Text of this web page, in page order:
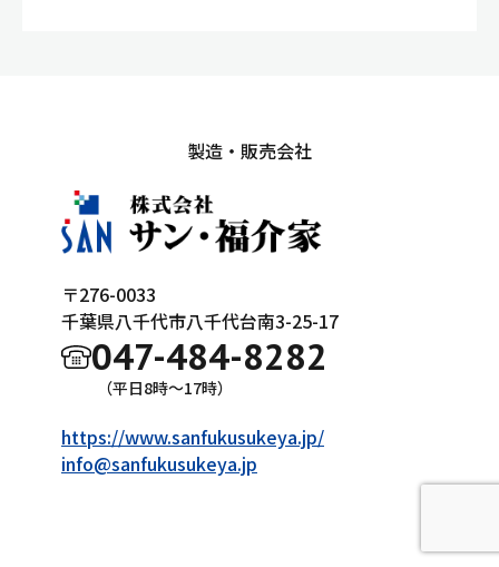
製造・販売会社
〒276-0033
千葉県八千代市八千代台南3-25-17
047-484-8282
（平日8時～17時）
https://www.sanfukusukeya.jp/
info@sanfukusukeya.jp